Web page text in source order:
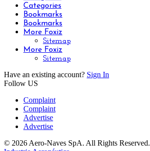
Categories
Bookmarks
Bookmarks
More Foxiz
Sitemap
More Foxiz
Sitemap
Have an existing account? Sign In
Follow US
Complaint
Complaint
Advertise
Advertise
© 2026 Aero-Naves SpA. All Rights Reserved.